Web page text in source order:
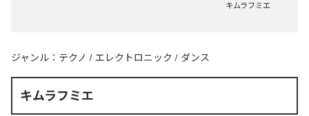
キムラフミエ
ジャンル： テクノ / エレクトロニック / ダンス
キムラフミエ